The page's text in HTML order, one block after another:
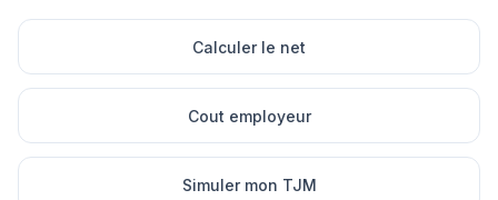
Calculer le net
Cout employeur
Simuler mon TJM